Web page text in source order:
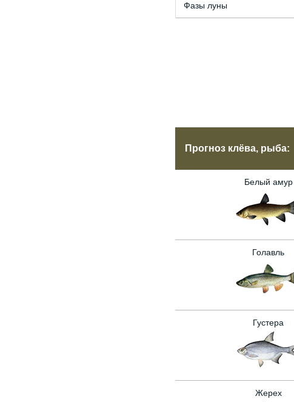
Фазы луны
Прогноз клёва, рыба:
Белый амур
Голавль
Густера
Жерех